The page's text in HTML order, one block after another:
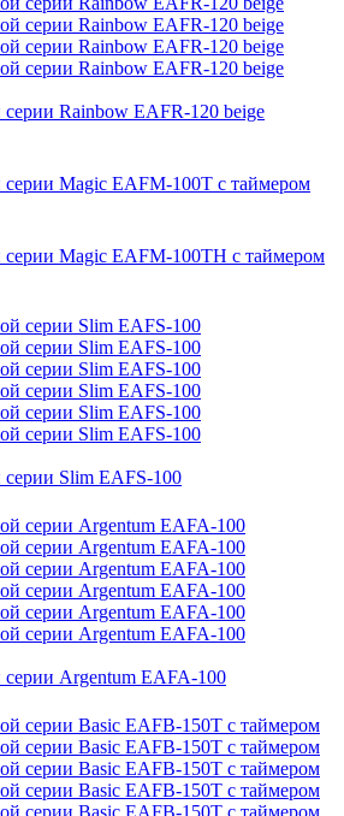
Rainbow EAFR-120 beige
Magic EAFM-100T с таймером
Magic EAFM-100TH с таймером
Slim EAFS-100
Argentum EAFA-100